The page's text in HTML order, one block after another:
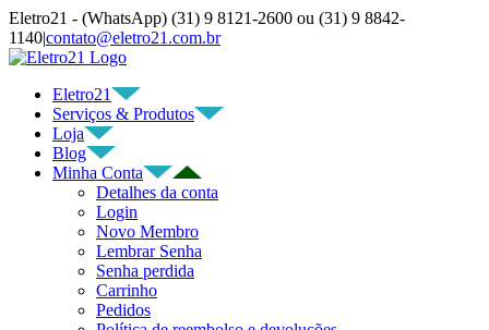
Ir
para
o
Eletro21 - (WhatsApp) (31) 9 8121-2600 ou (31) 9 8842-
1140|contato@eletro21.com.br
YouTube
Facebook
WhatsApp
Telegram
Instagram
E-
Eletro21
Serviços & Produtos
Loja
Blog
Minha Conta
Detalhes da conta
Login
Novo Membro
Lembrar Senha
Senha perdida
Carrinho
Pedidos